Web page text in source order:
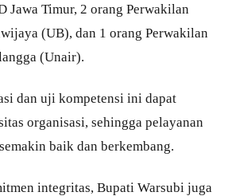
Jawa Timur, 2 orang Perwakilan
(UB), dan 1 orang Perwakilan
(Unair).
dan uji kompetensi ini dapat
organisasi, sehingga pelayanan
baik dan berkembang.
integritas, Bupati Warsubi juga